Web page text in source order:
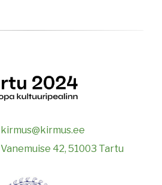
kirmus@kirmus.ee
Vanemuise 42, 51003 Tartu